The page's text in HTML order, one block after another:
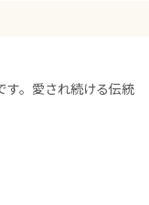
す。愛され続ける伝統